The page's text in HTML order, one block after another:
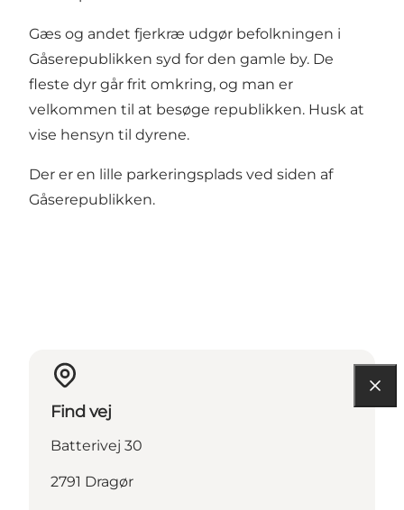
Gæs og andet fjerkræ udgør befolkningen i
Gåserepublikken syd for den gamle by. De
fleste dyr går frit omkring, og man er
velkommen til at besøge republikken. Husk at
vise hensyn til dyrene.
Der er en lille parkeringsplads ved siden af
Gåserepublikken.
Find vej
Batterivej 30
2791 Dragør